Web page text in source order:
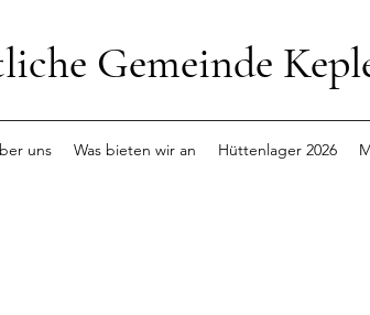
Gemeinde
uns Was bieten wir an Hüttenlager 2026